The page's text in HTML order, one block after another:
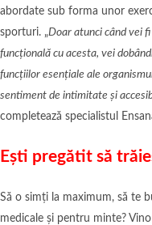
abordate sub forma unor
sporturi. „Doar atunci când vei
funcțională cu acesta, vei
funcțiilor esențiale ale
sentiment de intimitate și
completează specialistul
Ești pregătit să
Să o simți la maximum, să te
medicale și pentru minte?